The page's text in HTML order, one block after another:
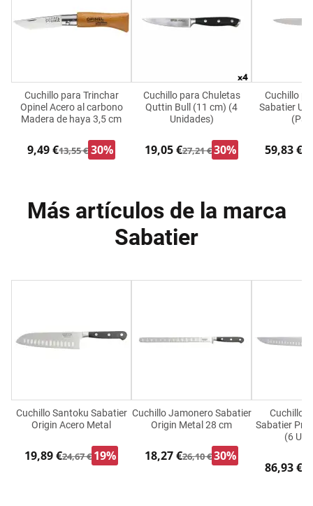
Cuchillo para Trinchar
Opinel Acero al carbono
Madera de haya 3,5 cm
9,49 €13,55 € 30%
Cuchillo para Chuletas
Quttin Bull (11 cm) (4
Unidades)
19,05 €27,21 €30%
Cuchillo
Sabatier
59,83 €
Más artículos de la marca
Sabatier
Cuchillo Santoku Sabatier
Origin Acero Metal
19,89 €24,67 € 19%
Cuchillo Jamonero Sabatier
Origin Metal 28 cm
18,27 €26,10 €30%
Cuchillo
Sabatier Pro
(6
86,93 €